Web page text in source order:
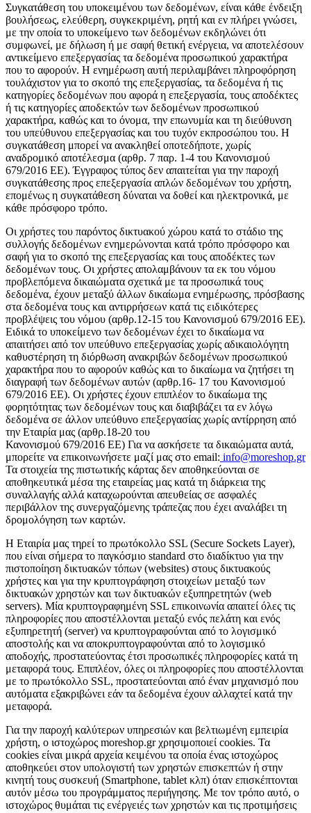
Συγκατάθεση του υποκειμένου των δεδομένων, είναι κάθε ένδειξη
βουλήσεως, ελεύθερη, συγκεκριμένη, ρητή και εν πλήρει γνώσει,
με την οποία το υποκείμενο των δεδομένων εκδηλώνει ότι
συμφωνεί, με δήλωση ή με σαφή θετική ενέργεια, να αποτελέσουν
αντικείμενο επεξεργασίας τα δεδομένα προσωπικού χαρακτήρα
που το αφορούν. Η ενημέρωση αυτή περιλαμβάνει πληροφόρηση
τουλάχιστον για το σκοπό της επεξεργασίας, τα δεδομένα ή τις
κατηγορίες δεδομένων που αφορά η επεξεργασία, τους αποδέκτες
ή τις κατηγορίες αποδεκτών των δεδομένων προσωπικού
χαρακτήρα, καθώς και το όνομα, την επωνυμία και τη διεύθυνση
του υπεύθυνου επεξεργασίας και του τυχόν εκπροσώπου του. Η
συγκατάθεση μπορεί να ανακληθεί οποτεδήποτε, χωρίς
αναδρομικό αποτέλεσμα (αρθρ. 7 παρ. 1-4 του Κανονισμού
679/2016 ΕΕ). Έγγραφος τύπος δεν απαιτείται για την παροχή
συγκατάθεσης προς επεξεργασία απλών δεδομένων του χρήστη,
επομένως η συγκατάθεση δύναται να δοθεί και ηλεκτρονικά, με
κάθε πρόσφορο τρόπο.
Οι χρήστες του παρόντος δικτυακού χώρου κατά το στάδιο της
συλλογής δεδομένων ενημερώνονται κατά τρόπο πρόσφορο και
σαφή για το σκοπό της επεξεργασίας και τους αποδέκτες των
δεδομένων τους. Οι χρήστες απολαμβάνουν τα εκ του νόμου
προβλεπόμενα δικαιώματα σχετικά με τα προσωπικά τους
δεδομένα, έχουν μεταξύ άλλων δικαίωμα ενημέρωσης, πρόσβασης
στα δεδομένα τους και αντιρρήσεων κατά τις ειδικότερες
προβλέψεις του νόμου (αρθρ.12-15 του Κανονισμού 679/2016 ΕΕ).
Ειδικά το υποκείμενο των δεδομένων έχει το δικαίωμα να
απαιτήσει από τον υπεύθυνο επεξεργασίας χωρίς αδικαιολόγητη
καθυστέρηση τη διόρθωση ανακριβών δεδομένων προσωπικού
χαρακτήρα που το αφορούν καθώς και το δικαίωμα να ζητήσει τη
διαγραφή των δεδομένων αυτών (αρθρ.16- 17 του Κανονισμού
679/2016 ΕΕ). Οι χρήστες έχουν επιπλέον το δικαίωμα της
φορητότητας των δεδομένων τους και διαβιβάζει τα εν λόγω
δεδομένα σε άλλον υπεύθυνο επεξεργασίας χωρίς αντίρρηση από
την Εταιρία μας (αρθρ.18-20 του
Κανονισμού 679/2016 ΕΕ) Για να ασκήσετε τα δικαιώματα αυτά,
μπορείτε να επικοινωνήσετε μαζί μας στο email: info@moreshop.gr
Τα στοιχεία της πιστωτικής κάρτας δεν αποθηκεύονται σε
αποθηκευτικά μέσα της εταιρείας μας κατά τη διάρκεια της
συναλλαγής αλλά καταχωρούνται απευθείας σε ασφαλές
περιβάλλον της συνεργαζόμενης τράπεζας που έχει αναλάβει τη
δρομολόγηση των καρτών.
H Εταιρία μας τηρεί το πρωτόκολλο SSL (Secure Sockets Layer),
που είναι σήμερα το παγκόσμιο standard στο διαδίκτυο για την
πιστοποίηση δικτυακών τόπων (websites) στους δικτυακούς
χρήστες και για την κρυπτογράφηση στοιχείων μεταξύ των
δικτυακών χρηστών και των δικτυακών εξυπηρετητών (web
servers). Μία κρυπτογραφημένη SSL επικοινωνία απαιτεί όλες τις
πληροφορίες που αποστέλλονται μεταξύ ενός πελάτη και ενός
εξυπηρετητή (server) να κρυπτογραφούνται από το λογισμικό
αποστολής και να αποκρυπτογραφούνται από το λογισμικό
αποδοχής, προστατεύοντας έτσι προσωπικές πληροφορίες κατά τη
μεταφορά τους. Επιπλέον, όλες οι πληροφορίες που αποστέλλονται
με το πρωτόκολλο SSL, προστατεύονται από έναν μηχανισμό που
αυτόματα εξακριβώνει εάν τα δεδομένα έχουν αλλαχτεί κατά την
μεταφορά.
Για την παροχή καλύτερων υπηρεσιών και βελτιωμένη εμπειρία
χρήστη, ο ιστοχώρος moreshop.gr χρησιμοποιεί cookies. Τα
cookies είναι μικρά αρχεία κειμένου τα οποία ένας ιστοχώρος
αποθηκεύει στον υπολογιστή των χρηστών επισκεπτών ή στην
κινητή τους συσκευή (Smartphone, tablet κλπ) όταν επισκέπτονται
αυτόν μέσω του προγράμματος περιήγησης. Με τον τρόπο αυτό, ο
ιστοχώρος θυμάται τις ενέργειές των χρηστών και τις προτιμήσεις